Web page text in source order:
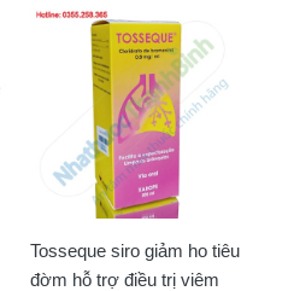
Tosseque siro giảm ho tiêu
đờm hỗ trợ điều trị viêm